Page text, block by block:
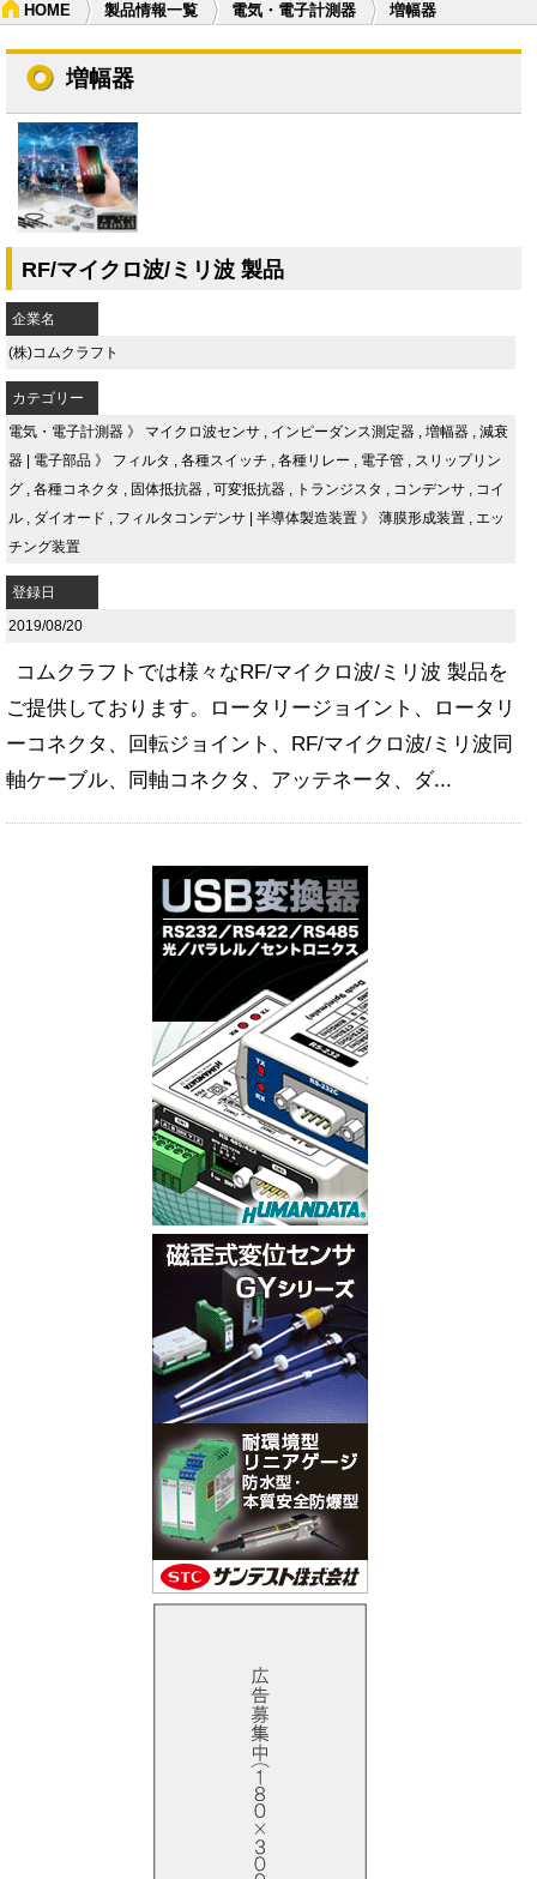
HOME 製品情報一覧 電気・電子計測器 増幅器
増幅器
RF/マイクロ波/ミリ波 製品
企業名
(株)コムクラフト
カテゴリー
電気・電子計測器 》 マイクロ波センサ インピーダンス測定器 増幅器
減衰
器 | 電子部品 》 フィルタ 各種スイッチ 各種リレー 電子管
スリップリン
グ
各種コネクタ 固体抵抗器 可変抵抗器 トランジスタ コンデンサ
コイ
ル
ダイオード フィルタコンデンサ | 半導体製造装置 》 薄膜形成装置
エッ
チング装置
登録日
2019/08/20
コムクラフトでは様々なRF/マイクロ波/ミリ波 製品を
ご提供しております。ロータリージョイント、ロータリ
ーコネクタ、回転ジョイント、RF/マイクロ波/ミリ波同
軸ケーブル、同軸コネクタ、アッテネータ、ダ...